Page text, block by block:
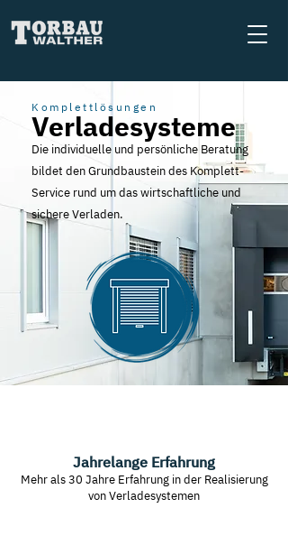
Verladesysteme
Komplettlösungen
Die individuelle und persönliche Beratung
bildet den Grundbaustein des Komplett-
Service rund um das wirtschaftliche und
sichere Verladen.
Jahrelange Erfahrung
Mehr als 30 Jahre Erfahrung in der Realisierung
von Verladesystemen